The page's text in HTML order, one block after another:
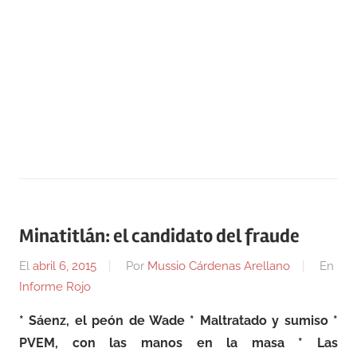
Minatitlán: el candidato del fraude
El abril 6, 2015 Por Mussio Cárdenas Arellano
En
Informe Rojo
* Sáenz, el peón de Wade * Maltratado y sumiso *
PVEM, con las manos en la masa * Las